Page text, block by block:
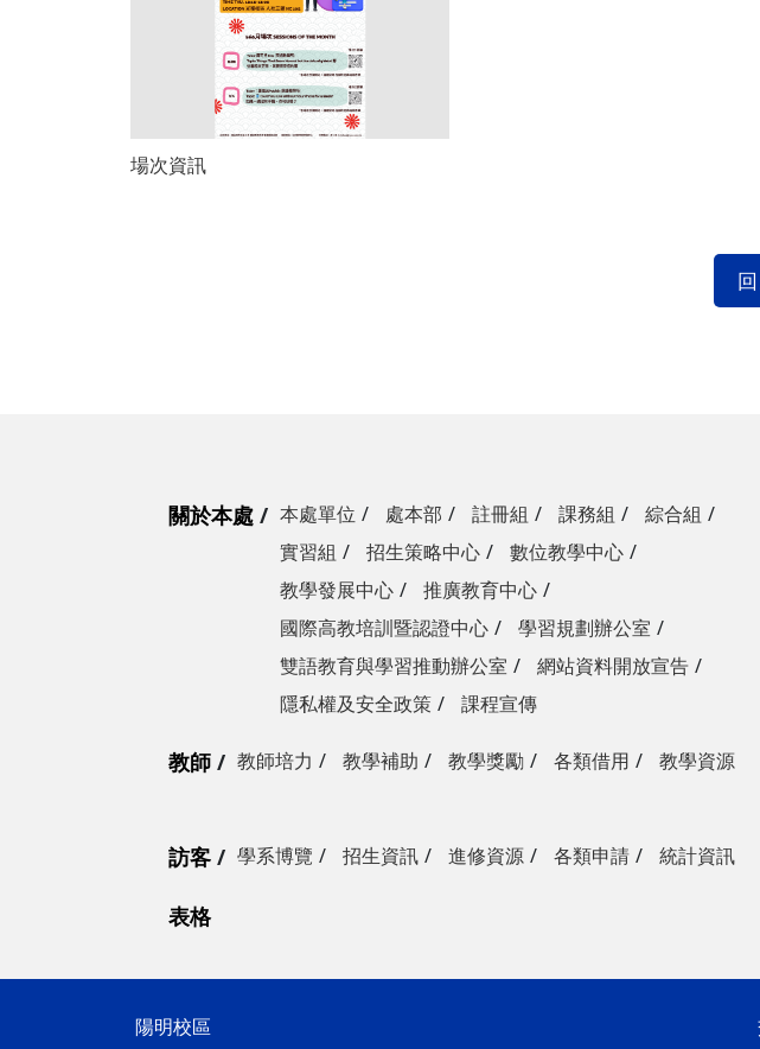
場次資訊
關於本處 本處單位 處本部 註冊組 課務組
綜合組
實習組
招生策略中心
數位教學中心
教學發展中心
推廣教育中心
國際高教培訓暨認證中心
學習規劃辦公室
雙語教育與學習推動辦公室
網站資料開放宣告
隱私權及安全政策
課程宣傳
教師 教師培力 教學補助 教學獎勵 各類借用 教學資源
訪客 學系博覽 招生資訊 進修資源 各類申請 統計資訊
表格
陽明校區